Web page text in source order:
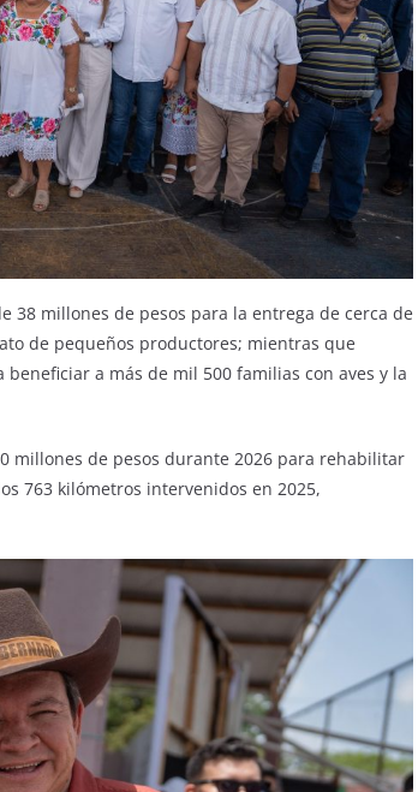
38 millones de pesos para la entrega de cerca de
de pequeños productores; mientras que
a más de mil 500 familias con aves y la
millones de pesos durante 2026 para rehabilitar
763 kilómetros intervenidos en 2025,